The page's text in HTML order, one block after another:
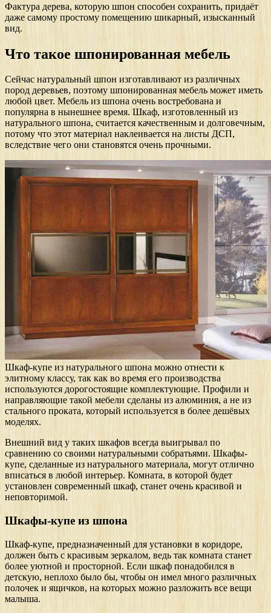
Фактура дерева, которую шпон способен сохранить, придаёт
даже самому простому помещению шикарный, изысканный
вид.
Что такое шпонированная мебель
Сейчас натуральный шпон изготавливают из различных
пород деревьев, поэтому шпонированная мебель может иметь
любой цвет. Мебель из шпона очень востребована и
популярна в нынешнее время. Шкаф, изготовленный из
натурального шпона, считается качественным и долговечным,
потому что этот материал наклеивается на листы ДСП,
вследствие чего они становятся очень прочными.
Шкаф-купе из натурального шпона можно отнести к
элитному классу, так как во время его производства
используются дорогостоящие комплектующие. Профили и
направляющие такой мебели сделаны из алюминия, а не из
стального проката, который используется в более дешёвых
моделях.
Внешний вид у таких шкафов всегда выигрывал по
сравнению со своими натуральными собратьями. Шкафы-
купе, сделанные из натурального материала, могут отлично
вписаться в любой интерьер. Комната, в которой будет
установлен современный шкаф, станет очень красивой и
неповторимой.
Шкафы-купе из шпона
Шкаф-купе, предназначенный для установки в коридоре,
должен быть с красивым зеркалом, ведь так комната станет
более уютной и просторной. Если шкаф понадобился в
детскую, неплохо было бы, чтобы он имел много различных
полочек и ящичков, на которых можно разложить все вещи
малыша.